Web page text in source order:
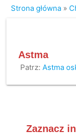
Strona główna »
Astma
Patrz:Astma
Zaznacz